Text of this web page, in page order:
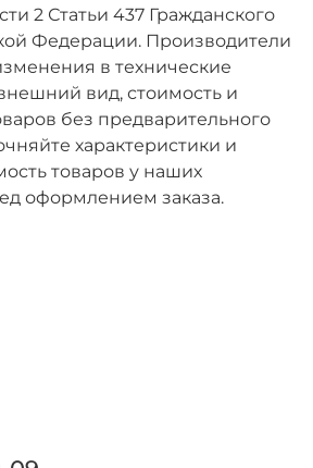
2 Статьи 437 Гражданского
Федерации. Производители
в технические
вид, стоимость и
без предварительного
характеристики и
товаров у наших
оформлением заказа.